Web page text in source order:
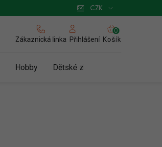
Zásady používání cookies
CZK
Zákaznická linka Přihlášení
NÁKUPNÍ
KOŠÍK
Košík
Hobby Dětské zboží a hračky